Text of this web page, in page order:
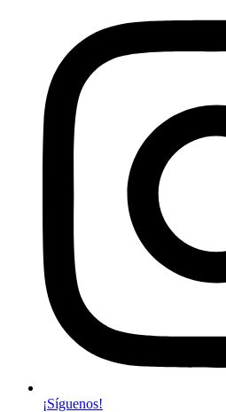
¡Síguenos!